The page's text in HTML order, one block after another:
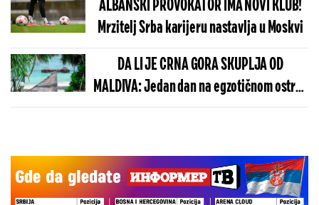
ALBANSKI PROVOKATOR IMA NOVI KLUB!
Mrzitelj Srba karijeru nastavlja u Moskvi
DA LI JE CRNA GORA SKUPLJA OD
MALDIVA: Jedan dan na egzotičnom ostrvu
može da košta manje nego u Budvi